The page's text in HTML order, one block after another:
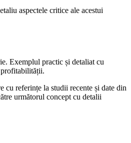
aspectele critice ale acestui
Exemplul practic și detaliat cu
cu referințe la studii recente și date din
următorul concept cu detalii